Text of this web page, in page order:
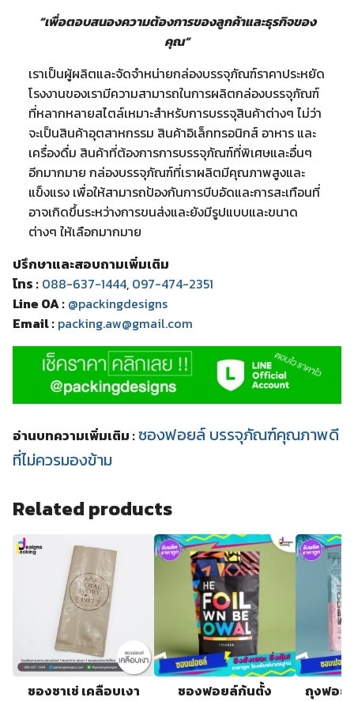
“เพื่อตอบสนองความต้องการของลูกค้าและธุรกิจของ
คุณ”
เราเป็นผู้ผลิตและจัดจำหน่ายกล่องบรรจุภัณฑ์ราคาประหยัด
โรงงานของเรามีความสามารถในการผลิตกล่องบรรจุภัณฑ์
ที่หลากหลายสไตล์เหมาะสำหรับการบรรจุสินค้าต่างๆ ไม่ว่า
จะเป็นสินค้าอุตสาหกรรม สินค้าอิเล็กทรอนิกส์ อาหาร และ
เครื่องดื่ม สินค้าที่ต้องการการบรรจุภัณฑ์ที่พิเศษและอื่นๆ
อีกมากมาย กล่องบรรจุภัณฑ์ที่เราผลิตมีคุณภาพสูงและ
แข็งแรง เพื่อให้สามารถป้องกันการบีบอัดและการสะเทือนที่
อาจเกิดขึ้นระหว่างการขนส่งและยังมีรูปแบบและขนาด
ต่างๆ ให้เลือกมากมาย
ปรึกษาและสอบถามเพิ่มเติม
โทร : 088-637-1444, 097-474-2351
Line OA : @packingdesigns
Email : packing.aw@gmail.com
อ่านบทความเพิ่มเติม : ซองฟอยล์ บรรจุภัณฑ์คุณภาพดี
ที่ไม่ควรมองข้าม
Related products
ซองซาเช่ เคลือบเงา ซองฟอยล์ก้นตั้ง ถุงฟอย